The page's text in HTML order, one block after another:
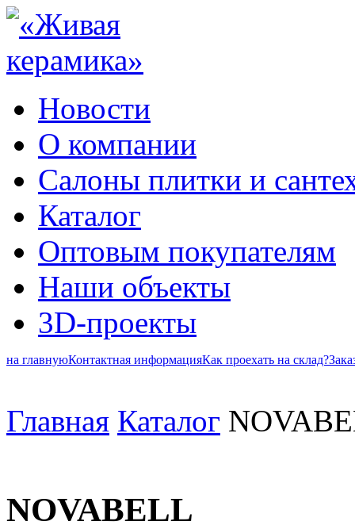
Новости
О компании
Салоны плитки и
Каталог
Оптовым покупателям
Наши объекты
3D-проекты
на главнуюКонтактная информацияКак проехать на склад?
Главная Каталог
NOVABELL